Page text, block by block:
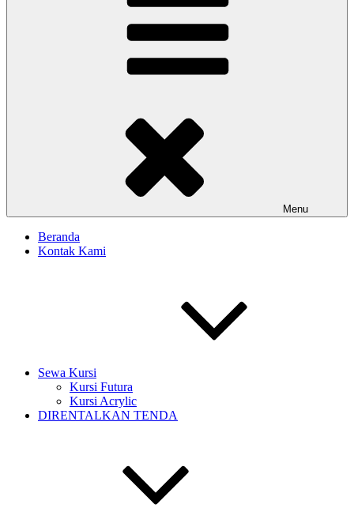
Menu
Beranda
Kontak Kami
Sewa Kursi
Kursi Futura
Kursi Acrylic
DIRENTALKAN TENDA